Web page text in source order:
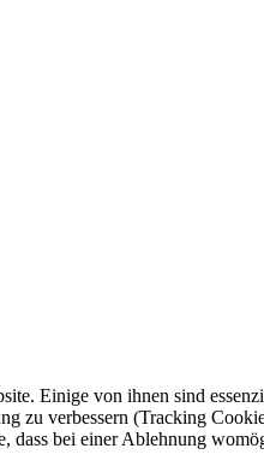
Einige von ihnen sind
zu verbessern (Tracking
dass bei einer Ablehnung